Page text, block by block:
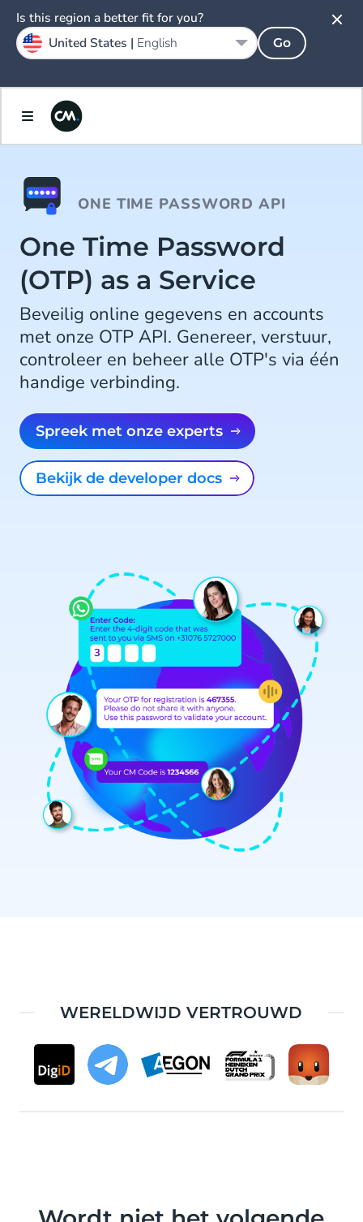
ONE TIME PASSWORD API
One Time Password
(OTP) as a Service
Beveilig online gegevens en accounts
met onze OTP API. Genereer, verstuur,
controleer en beheer alle OTP's via één
handige verbinding.
Spreek met onze experts
Bekijk de developer docs
WERELDWIJD VERTROUWD
Is this region a better fit for you?
United States | English Go